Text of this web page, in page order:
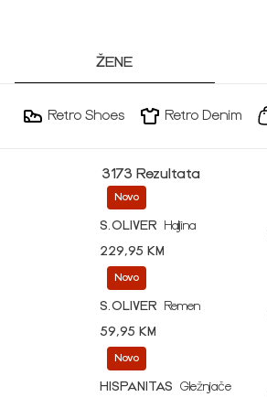
ŽENE
Retro Shoes Retro Denim
3173 Rezultata
Novo
S.OLIVER
Haljina
229,95 KM
Novo
S.OLIVER
Remen
59,95 KM
Novo
HISPANITAS
Gležnjače